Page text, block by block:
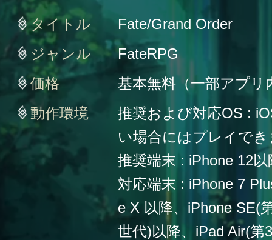
タイトル
Fate/Grand Order
ジャンル
FateRPG
価格
基本無料（一部アプリ
動作環境
推奨および対応OS :
い場合にはプレイで
推奨端末 : iPhone 12以
対応端末 : iPhone 7
e X 以降、iPhone SE(
世代)以降、iPad Air(第